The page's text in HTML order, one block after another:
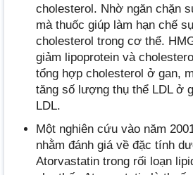
cholesterol. Nhờ ngăn chặn
mà thuốc giúp làm hạn chế
cholesterol trong cơ thể.
giảm lipoprotein và
tổng hợp cholesterol ở gan,
tăng số lượng thụ thể LDL ở
LDL.
Một nghiên cứu vào năm
nhằm đánh giá về đặc tính
Atorvastatin trong rối loạn